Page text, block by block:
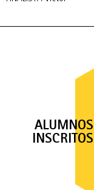
ALUMNOS
INSCRITOS